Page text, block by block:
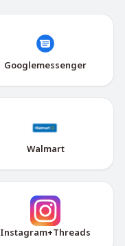
Googlemessenger
Walmart
Instagram+Threads